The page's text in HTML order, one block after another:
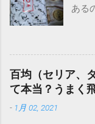
ある
く
思い
一
紹
まず
百均（セリア、
て本当？うまく
- 1月 02, 2021